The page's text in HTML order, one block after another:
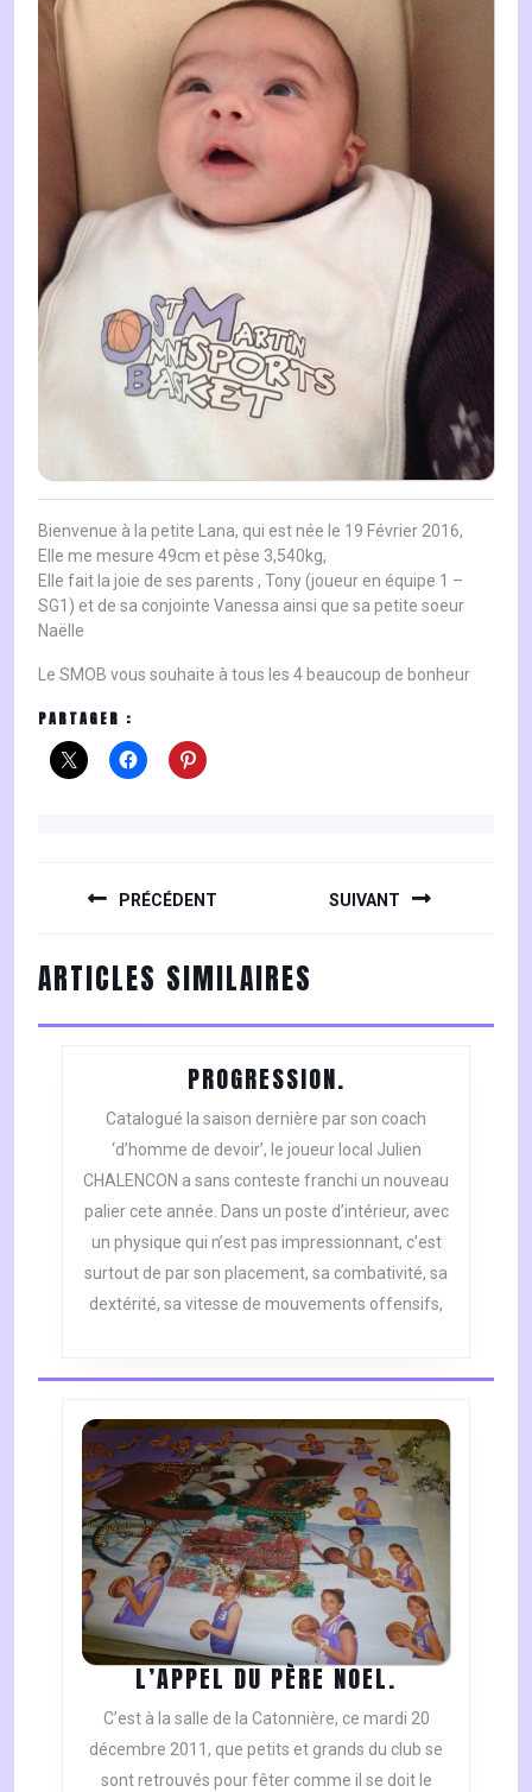
Bienvenue à la petite Lana, qui est née le 19 Février 2016,
Elle me mesure 49cm et pèse 3,540kg,
Elle fait la joie de ses parents , Tony (joueur en équipe 1 –
SG1) et de sa conjointe Vanessa ainsi que sa petite soeur
Naëlle
Le SMOB vous souhaite à tous les 4 beaucoup de bonheur
PARTAGER :
PRÉCÉDENT
post:
SUIVANT
post:
ARTICLES SIMILAIRES
PROGRESSION.
Catalogué la saison dernière par son coach
‘d’homme de devoir’, le joueur local Julien
CHALENCON a sans conteste franchi un nouveau
palier cete année. Dans un poste d’intérieur, avec
un physique qui n’est pas impressionnant, c’est
surtout de par son placement, sa combativité, sa
dextérité, sa vitesse de mouvements offensifs,
L’APPEL DU PÈRE NOEL.L’APPEL
DU
PÈRE
NOEL.
C’est à la salle de la Catonnière, ce mardi 20
décembre 2011, que petits et grands du club se
sont retrouvés pour fêter comme il se doit le